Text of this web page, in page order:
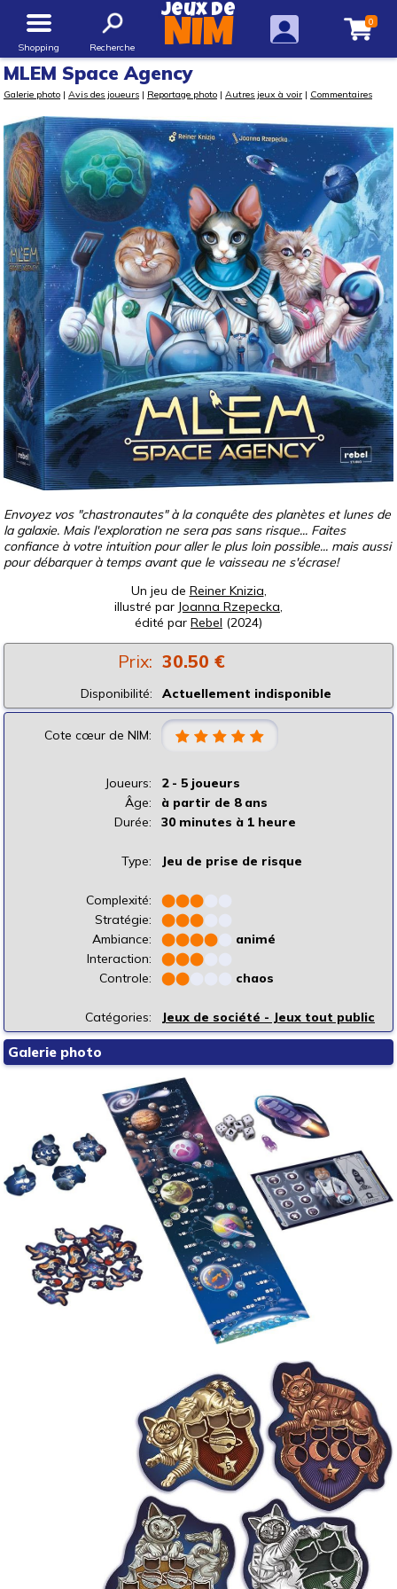
Shopping Recherche
Jeux de
NIM 0
MLEM Space Agency
Galerie photo | Avis des joueurs | Reportage photo | Autres jeux à voir | Commentaires
Envoyez vos "chastronautes" à la conquête des planètes et lunes de
la galaxie. Mais l'exploration ne sera pas sans risque... Faites
confiance à votre intuition pour aller le plus loin possible... mais aussi
pour débarquer à temps avant que le vaisseau ne s'écrase!
Un jeu de Reiner Knizia,
illustré par Joanna Rzepecka,
édité par Rebel (2024)
Prix: 30.50 €
Disponibilité: Actuellement indisponible
Cote cœur de NIM:
Joueurs:
2 - 5 joueurs
Âge:
à partir de 8 ans
Durée:
30 minutes à 1 heure
Type: Jeu de prise de risque
Complexité: ⬤⬤⬤
Stratégie:
⬤⬤⬤
Ambiance:
⬤⬤⬤⬤
animé
Interaction:
⬤⬤⬤
Controle:
⬤⬤ chaos
Catégories: Jeux de société - Jeux tout public
Galerie photo